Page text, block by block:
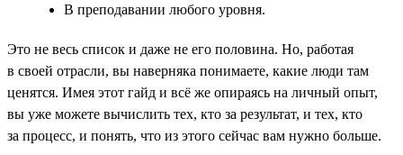
В преподавании любого уровня.
Это не весь список и даже не его половина. Но, работая
в своей отрасли, вы наверняка понимаете, какие люди там
ценятся. Имея этот гайд и всё же опираясь на личный опыт,
вы уже можете вычислить тех, кто за результат, и тех, кто
за процесс, и понять, что из этого сейчас вам нужно больше.